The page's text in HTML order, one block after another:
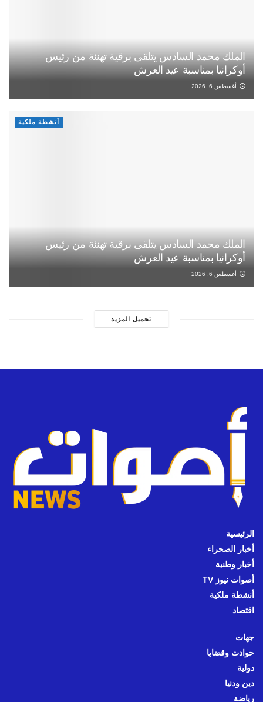
الملك محمد السادس يتلقى برقية تهنئة من رئيس
أوكرانيا بمناسبة عيد العرش
أغسطس 6, 2026
أنشطة ملكية
الملك محمد السادس يتلقى برقية تهنئة من رئيس
أوكرانيا بمناسبة عيد العرش
أغسطس 6, 2026
تحميل المزيد
الرئيسية
أخبار الصحراء
أخبار وطنية
أصوات نيوز TV
أنشطة ملكية
اقتصاد
جهات
حوادث وقضايا
دولية
دين ودنيا
رياضة